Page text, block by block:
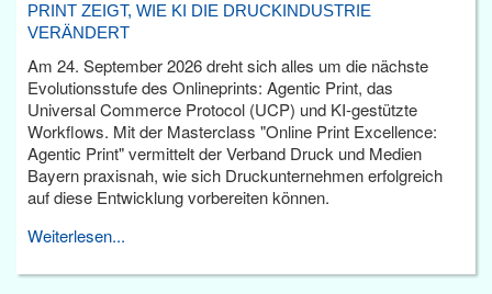
PRINT ZEIGT, WIE KI DIE DRUCKINDUSTRIE
VERÄNDERT
Am 24. September 2026 dreht sich alles um die nächste
Evolutionsstufe des Onlineprints: Agentic Print, das
Universal Commerce Protocol (UCP) und KI-gestützte
Workflows. Mit der Masterclass "Online Print Excellence:
Agentic Print" vermittelt der Verband Druck und Medien
Bayern praxisnah, wie sich Druckunternehmen erfolgreich
auf diese Entwicklung vorbereiten können.
Weiterlesen...